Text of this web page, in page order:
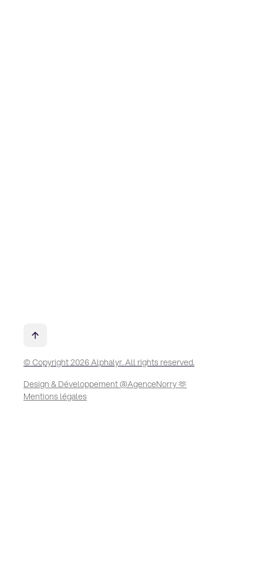
© Copyright 2026 Alphalyr. All rights reserved.
Design & Développement @AgenceNorry 🫶
Mentions légales